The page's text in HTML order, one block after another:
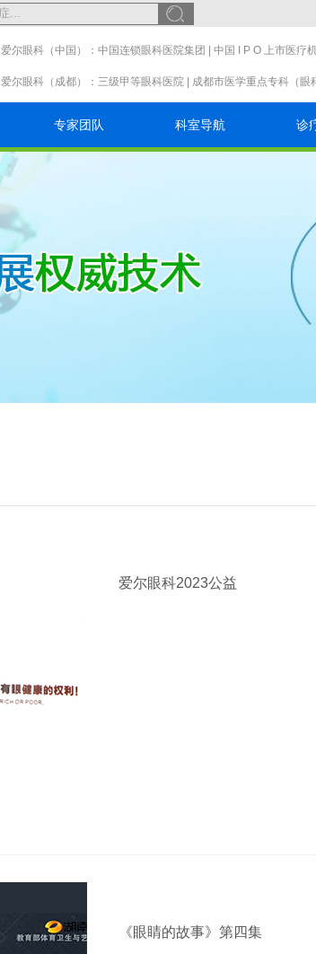
爱尔眼科（中国）：中国连锁眼科医院集团 | 中国 I P O 上市医疗
爱尔眼科（成都）：三级甲等眼科医院 | 成都市医学重点专科（眼
专家团队 科室导航 诊
爱尔眼科2023公益
《眼睛的故事》第四集